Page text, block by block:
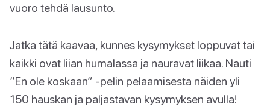
vuoro tehdä lausunto.
Jatka tätä kaavaa, kunnes kysymykset loppuvat tai
kaikki ovat liian humalassa ja nauravat liikaa. Nauti
“En ole koskaan” -pelin pelaamisesta näiden yli
150 hauskan ja paljastavan kysymyksen avulla!